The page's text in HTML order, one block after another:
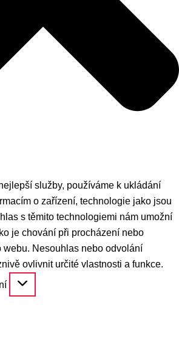
služby, používáme k ukládání
o zařízení, technologie jako jsou
s těmito technologiemi nám umožní
je chování při procházení nebo
webu. Nesouhlas nebo odvolání
ovlivnit určité vlastnosti a funkce.